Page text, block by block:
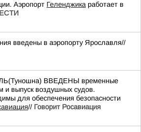
Аэропорт Геленджика работает в
введены в аэропорту Ярославля//
ВВЕДЕНЫ временные
и выпуск воздушных судов.
для обеспечения безопасности
// Говорит Росавиация